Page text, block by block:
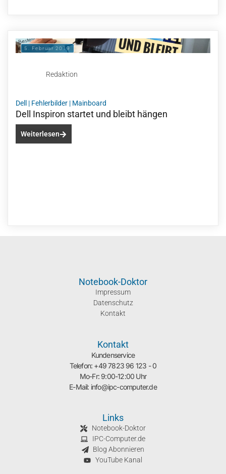
5. Februar 2019
Redaktion
Dell | Fehlerbilder | Mainboard
Dell Inspiron startet und bleibt hängen
Weiterlesen
Notebook-Doktor
Impressum
Datenschutz
Kontakt
Kontakt
Kundenservice
Telefon: +49 7823 96 123 - 0
Mo-Fr: 9:00-12:00 Uhr
E-Mail: info@ipc-computer.de
Links
Notebook-Doktor
IPC-Computer.de
Blog Abonnieren
YouTube Kanal